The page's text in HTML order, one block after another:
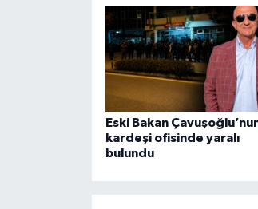
Eski Bakan
kardeşi ofisinde yaralı
bulundu